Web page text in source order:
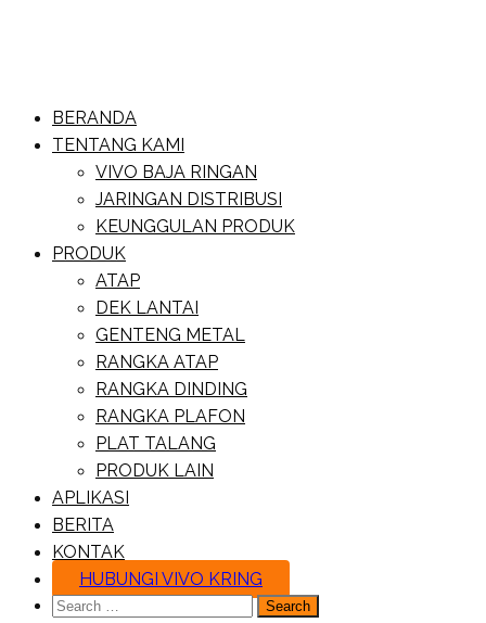
Baja Ringan Vivo
Website Baja Ringan Vivo
BERANDA
TENTANG KAMI
VIVO BAJA RINGAN
JARINGAN DISTRIBUSI
KEUNGGULAN PRODUK
PRODUK
ATAP
DEK LANTAI
GENTENG METAL
RANGKA ATAP
RANGKA DINDING
RANGKA PLAFON
PLAT TALANG
PRODUK LAIN
APLIKASI
BERITA
KONTAK
HUBUNGI VIVO KRING
Search